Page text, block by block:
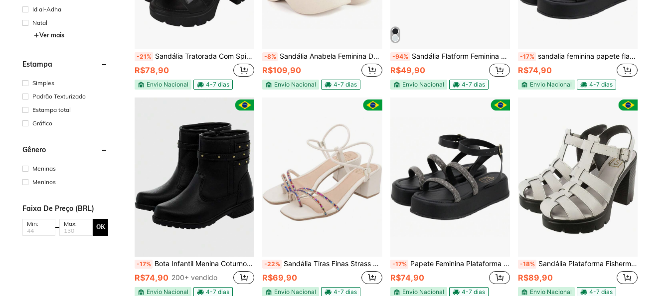
Id al-Adha
Natal
Ver mais
Estampa
Simples
Padrão Texturizado
Estampa total
Gráfico
Gênero
Meninas
Meninos
Faixa De Preço (BRL)
Min: Max: OK
-21% Sandália Tratorada Com Spike Pirâmide Feminina Salto Alto
R$78,90
Envio Nacional 4-7 dias
-8% Sandália Anabela Feminina Detalhe Strass Salto Plataforma
R$109,90
Envio Nacional 4-7 dias
-94% Sandália Flatform Feminina Detalhe Em Fivela e Tiras Com Brilho
R$49,90
Envio Nacional 4-7 dias
-17% sandalia feminina papete flatform com tiras em x e meias esferas
R$74,90
Envio Nacional 4-7 dias
-17% Bota Infantil Menina Coturno Cano Baixo Zíper e Cravinho
R$74,90 200+ vendido
Envio Nacional 4-7 dias
-22% Sandália Tiras Finas Strass Salto Bloco Feminino
R$69,90
Envio Nacional 4-7 dias
-17% Papete Feminina Plataforma Flatform detalhe tiras com strass
R$74,90
Envio Nacional 4-7 dias
-18% Sandália Plataforma Fisherman confortável Feminina Salto alto
R$89,90
Envio Nacional 4-7 dias